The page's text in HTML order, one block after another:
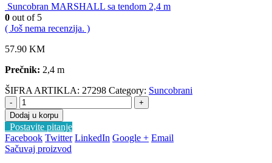
Suncobran MARSHALL sa tendom 2,4 m
0 out of 5
( Još nema recenzija. )
57.90 KM
Prečnik: 2,4 m
ŠIFRA ARTIKLA: 27298 Category: Suncobrani
-
+
Dodaj u korpu
Postavite pitanje
Facebook Twitter LinkedIn Google + Email
Sačuvaj proizvod